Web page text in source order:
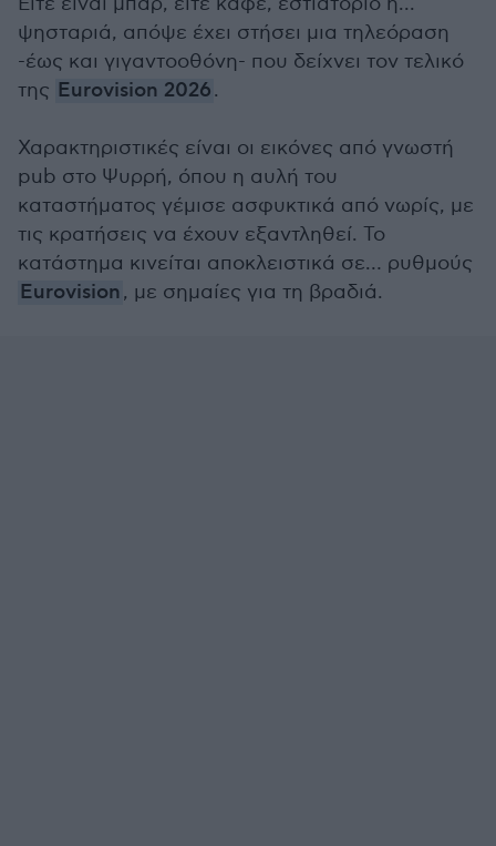
ψησταριά, απόψε έχει στήσει μια τηλεόραση
-έως και γιγαντοοθόνη- που δείχνει τον τελικό
της Eurovision 2026.
Χαρακτηριστικές είναι οι εικόνες από γνωστή
pub στo Ψυρρή, όπου η αυλή του
καταστήματος γέμισε ασφυκτικά από νωρίς, με
τις κρατήσεις να έχουν εξαντληθεί. Το
κατάστημα κινείται αποκλειστικά σε… ρυθμούς
Eurovision, με σημαίες για τη βραδιά.